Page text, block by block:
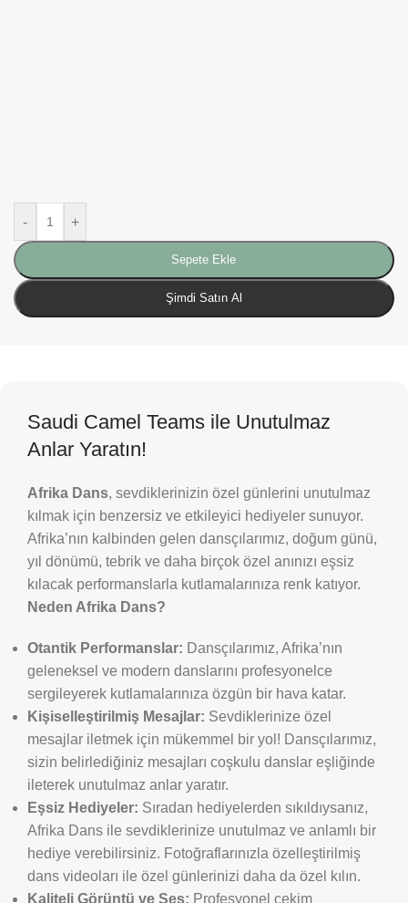
- +
Sepete Ekle
Şimdi Satın Al
Saudi Camel Teams ile Unutulmaz
Anlar Yaratın!
Afrika Dans, sevdiklerinizin özel günlerini unutulmaz
kılmak için benzersiz ve etkileyici hediyeler sunuyor.
Afrika’nın kalbinden gelen dansçılarımız, doğum günü,
yıl dönümü, tebrik ve daha birçok özel anınızı eşsiz
kılacak performanslarla kutlamalarınıza renk katıyor.
Neden Afrika Dans?
Otantik Performanslar: Dansçılarımız, Afrika’nın
geleneksel ve modern danslarını profesyonelce
sergileyerek kutlamalarınıza özgün bir hava katar.
Kişiselleştirilmiş Mesajlar: Sevdiklerinize özel
mesajlar iletmek için mükemmel bir yol! Dansçılarımız,
sizin belirlediğiniz mesajları coşkulu danslar eşliğinde
ileterek unutulmaz anlar yaratır.
Eşsiz Hediyeler: Sıradan hediyelerden sıkıldıysanız,
Afrika Dans ile sevdiklerinize unutulmaz ve anlamlı bir
hediye verebilirsiniz. Fotoğraflarınızla özelleştirilmiş
dans videoları ile özel günlerinizi daha da özel kılın.
Kaliteli Görüntü ve Ses: Profesyonel çekim